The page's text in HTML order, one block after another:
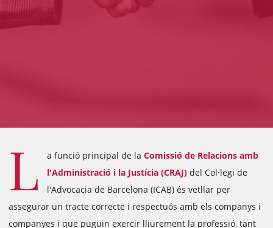
L a funció principal de la Comissió de Relacions amb
l'Administració i la Justícia (CRAJ) del Col·legi de
l'Advocacia de Barcelona (ICAB) és vetllar per
assegurar un tracte correcte i respectuós amb els companys i
companyes i que puguin exercir lliurement la professió, tant